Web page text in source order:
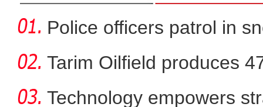
端午时节 东天山脚
Police officers patrol in
Tarim Oilfield produces
Technology empowers